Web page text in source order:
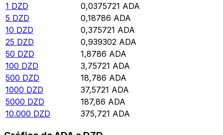
1 DZD 0,0375721 ADA
5 DZD 0,18786 ADA
10 DZD 0,375721 ADA
25 DZD 0,939302 ADA
50 DZD 1,8786 ADA
100 DZD 3,75721 ADA
500 DZD 18,786 ADA
1000 DZD 37,5721 ADA
5000 DZD 187,86 ADA
10.000 DZD 375,721 ADA